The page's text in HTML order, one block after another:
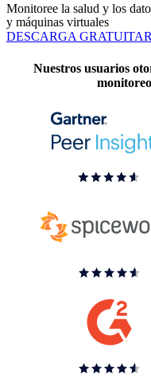
Monitoree la salud y los
y máquinas virtuales
DESCARGA GRATUITA
Nuestros usuarios